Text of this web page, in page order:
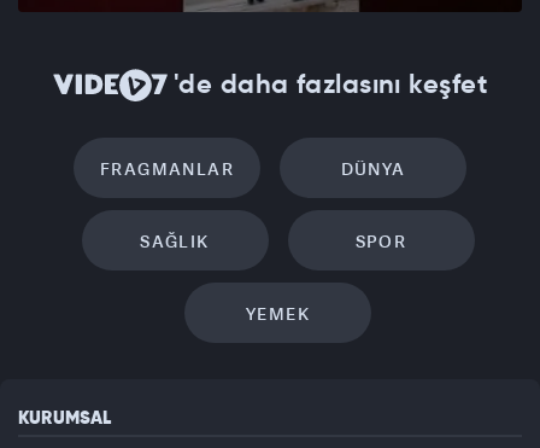
'de daha fazlasını keşfet
FRAGMANLAR DÜNYA
SAĞLIK SPOR
YEMEK
KURUMSAL